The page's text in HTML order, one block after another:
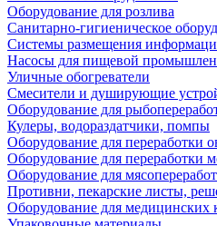
Оборудование для розлива
Санитарно-гигиеническое
Системы размещения
Насосы для пищевой
Уличные обогреватели
Смесители и душирующие
Оборудование для
Кулеры, водораздатчики, помпы
Оборудование для переработки
Оборудование для переработки
Оборудование для
Противни, пекарские листы,
Оборудование для медицинских